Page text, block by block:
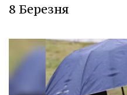
8 Березня